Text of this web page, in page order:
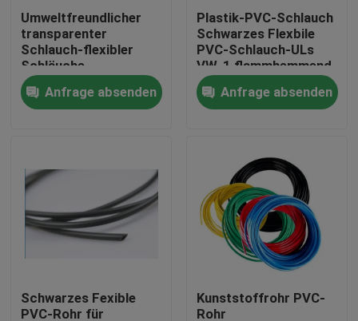
Fabrik-Ausflug
Qualitätskontrolle
Treten Sie mit uns in Verbindung
Flexibler PVC-Schläuche
Gewölbter flexible Schläuche
Umweltfreundlicher
transparenter
Schlauch-flexibler
Schläuche
Anfrage absenden
Plastik-PVC-Schlauch
Schwarzes Flexbile
PVC-Schlauch-ULs
VW-1 flammhemmend
für Kabelbaum
Anfrage absenden
Schwarzes Fexible
PVC-Rohr für
Kunststoffrohr PVC-
Rohr